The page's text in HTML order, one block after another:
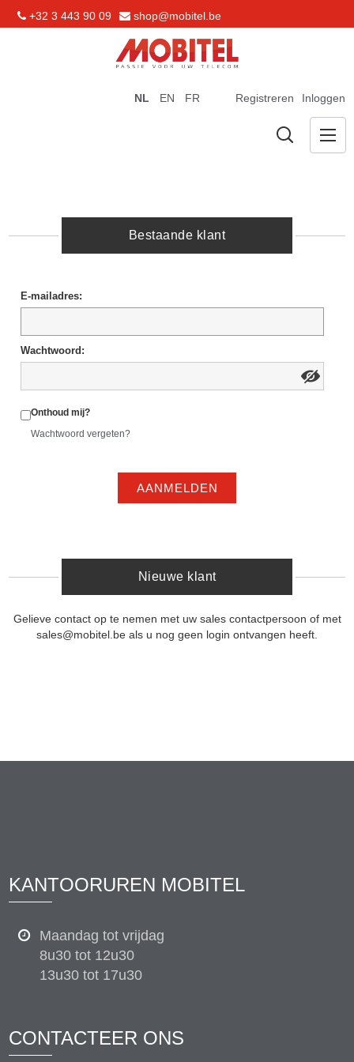
+32 3 443 90 09 shop@mobitel.be
Registreren Inloggen
NL EN FR
Bestaande klant
E-mailadres:
Wachtwoord:
Onthoud mij?
Wachtwoord vergeten?
AANMELDEN
Nieuwe klant
Gelieve contact op te nemen met uw sales contactpersoon of met
sales@mobitel.be als u nog geen login ontvangen heeft.
KANTOORUREN MOBITEL
Maandag tot vrijdag
8u30 tot 12u30
13u30 tot 17u30
CONTACTEER ONS